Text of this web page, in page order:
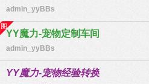
admin_yyBBs
YY魔力-宠物定制车间
admin_yyBBs
YY魔力-宠物经验转换